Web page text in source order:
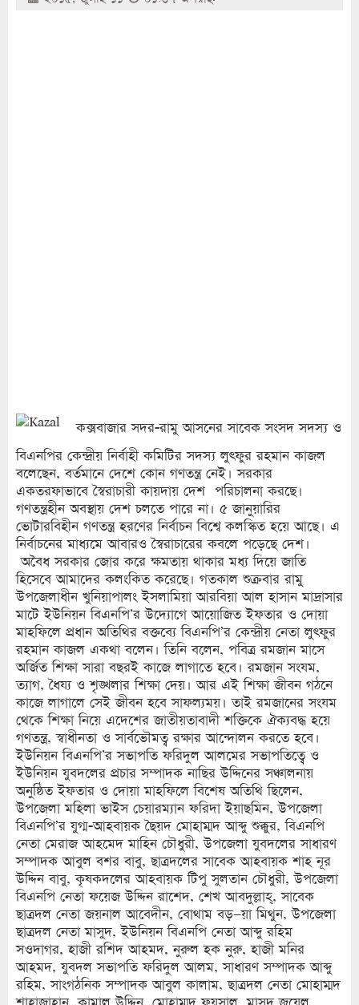
কক্সবাজার সদর-রামু আসনের সাবেক সংসদ সদস্য ও
বিএনপির কেন্দ্রীয় নির্বাহী কমিটির সদস্য লুৎফুর রহমান কাজল
বলেছেন, বর্তমানে দেশে কোন গণতন্ত্র নেই। সরকার
একতরফাভাবে স্বৈরাচারী কায়দায় দেশ পরিচালনা করছে।
গণতন্ত্রহীন অবস্থায় দেশ চলতে পারে না। ৫ জানুয়ারির
ভোটারবিহীন গণতন্ত্র হরণের নির্বাচন বিশ্বে কলস্কিত হয়ে আছে। এ
নির্বাচনের মাধ্যমে আবারও স্বৈরাচারের কবলে পড়েছে দেশ।
অবৈধ সরকার জোর করে ক্ষমতায় থাকার মধ্য দিয়ে জাতি
হিসেবে আমাদের কলংকিত করেছে। গতকাল শুক্রবার রামু
উপজেলাধীন খুনিয়াপালং ইসলামিয়া আরবিয়া আল হাসান মাদ্রাসার
মাটে ইউনিয়ন বিএনপি’র উদ্যোগে আয়োজিত ইফতার ও দোয়া
মাহফিলে প্রধান অতিথির বক্তব্যে বিএনপি’র কেন্দ্রীয় নেতা লুৎফুর
রহমান কাজল একথা বলেন। তিনি বলেন, পবিত্র রমজান মাসে
অর্জিত শিক্ষা সারা বছরই কাজে লাগাতে হবে। রমজান সংযম,
ত্যাগ, ধৈয্য ও শৃঙ্খলার শিক্ষা দেয়। আর এই শিক্ষা জীবন গঠনে
কাজে লাগালে সেই জীবন হবে সাফল্যময়। তাই রমজানের সংযম
থেকে শিক্ষা নিয়ে এদেশের জাতীয়তাবাদী শক্তিকে ঐক্যবদ্ধ হয়ে
গণতন্ত্র, স্বাধীনতা ও সার্বভৌমত্ব রক্ষার আন্দোলন করতে হবে।
ইউনিয়ন বিএনপি’র সভাপতি ফরিদুল আলমের সভাপতিত্বে ও
ইউনিয়ন যুবদলের প্রচার সম্পাদক নাছির উদ্দিনের সঞ্চালনায়
অনুষ্ঠিত ইফতার ও দোয়া মাহফিলে বিশেষ অতিথি ছিলেন,
উপজেলা মহিলা ভাইস চেয়ারম্যান ফরিদা ইয়াছমিন, উপজেলা
বিএনপি’র যুগ্ম-আহবায়ক ছৈয়দ মোহাম্মদ আব্দু শুক্কুর, বিএনপি
নেতা মেরাজ আহমেদ মাহিন চৌধুরী, উপজেলা যুবদলের সাধারণ
সম্পাদক আবুল বশর বাবু, ছাত্রদলের সাবেক আহবায়ক শাহ নূর
উদ্দিন বাবু, কৃষকদলের আহবায়ক টিপু সুলতান চৌধুরী, উপজেলা
বিএনপি নেতা ফয়েজ উদ্দিন রাশেদ, শেখ আবদুল্লাহ্, সাবেক
ছাত্রদল নেতা জয়নাল আবেদীন, বোথাম বড়–য়া মিথুন, উপজেলা
ছাত্রদল নেতা মাসুদ, ইউনিয়ন বিএনপি নেতা আব্দু রহিম
সওদাগর, হাজী রশিদ আহমদ, নুরুল হক নুরু, হাজী মনির
আহমদ, যুবদল সভাপতি ফরিদুল আলম, সাধারণ সম্পাদক আব্দু
রহিম, সাংগঠনিক সম্পাদক আবুল কালাম, ছাত্রদল নেতা মোহাম্মদ